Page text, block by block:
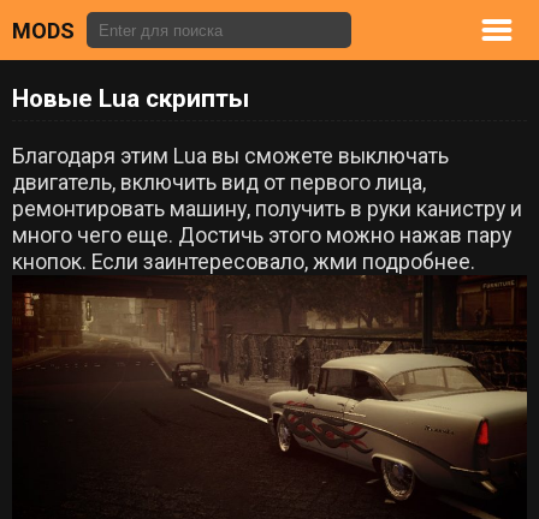
MODS
Новые Lua скрипты
Благодаря этим Lua вы сможете выключать
двигатель, включить вид от первого лица,
ремонтировать машину, получить в руки канистру и
много чего еще. Достичь этого можно нажав пару
кнопок. Если заинтересовало, жми подробнее.